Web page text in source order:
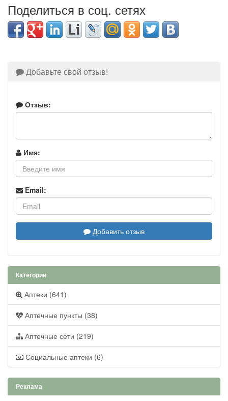
Поделиться в соц. сетях
Добавьте свой отзыв!
Отзыв:
Имя:
Email:
Добавить отзыв
Категории
Аптеки (641)
Аптечные пункты (38)
Аптечные сети (219)
Социальные аптеки (6)
Реклама